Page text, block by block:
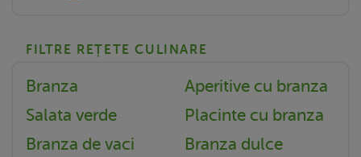
FILTRE REȚETE CULINARE
Branza
Aperitive cu branza
Salata verde
Placinte cu branza
Branza de vaci
Branza dulce